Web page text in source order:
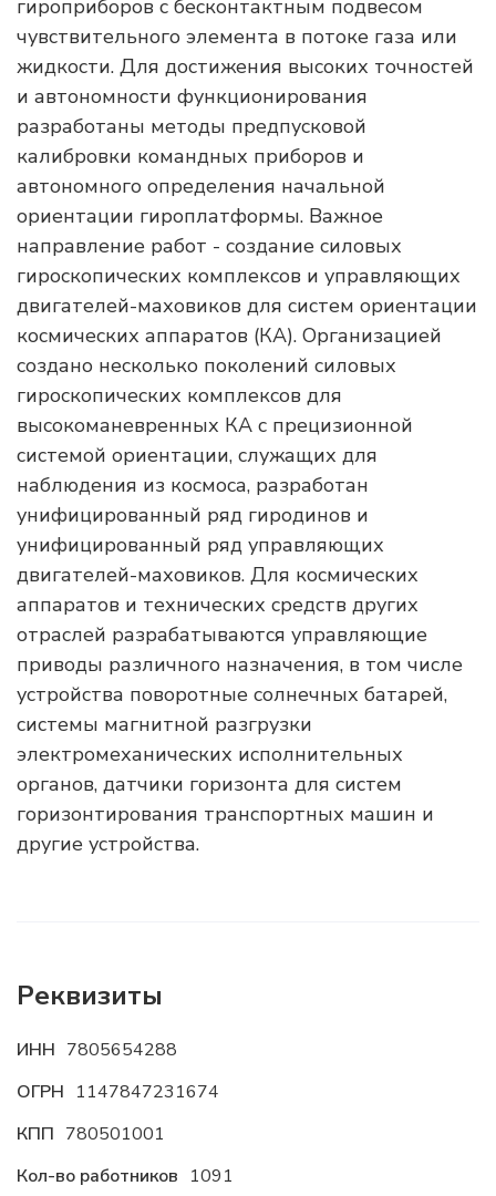
гироприборов с бесконтактным подвесом
чувствительного элемента в потоке газа или
жидкости. Для достижения высоких точностей
и автономности функционирования
разработаны методы предпусковой
калибровки командных приборов и
автономного определения начальной
ориентации гироплатформы. Важное
направление работ - создание силовых
гироскопических комплексов и управляющих
двигателей-маховиков для систем ориентации
космических аппаратов (КА). Организацией
создано несколько поколений силовых
гироскопических комплексов для
высокоманевренных КА с прецизионной
системой ориентации, служащих для
наблюдения из космоса, разработан
унифицированный ряд гиродинов и
унифицированный ряд управляющих
двигателей-маховиков. Для космических
аппаратов и технических средств других
отраслей разрабатываются управляющие
приводы различного назначения, в том числе
устройства поворотные солнечных батарей,
системы магнитной разгрузки
электромеханических исполнительных
органов, датчики горизонта для систем
горизонтирования транспортных машин и
другие устройства.
Реквизиты
ИНН 7805654288
ОГРН 1147847231674
КПП 780501001
Кол-во работников 1091